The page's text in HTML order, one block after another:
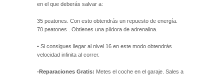
en el que deberás salvar a:
35 peatones. Con esto obtendrás un repuesto de energía.
70 peatones . Obtienes una píldora de adrenalina.
• Si consigues llegar al nivel 16 en este modo obtendrás
velocidad infinita al correr.
-Reparaciones Gratis: Metes el coche en el garaje. Sales a